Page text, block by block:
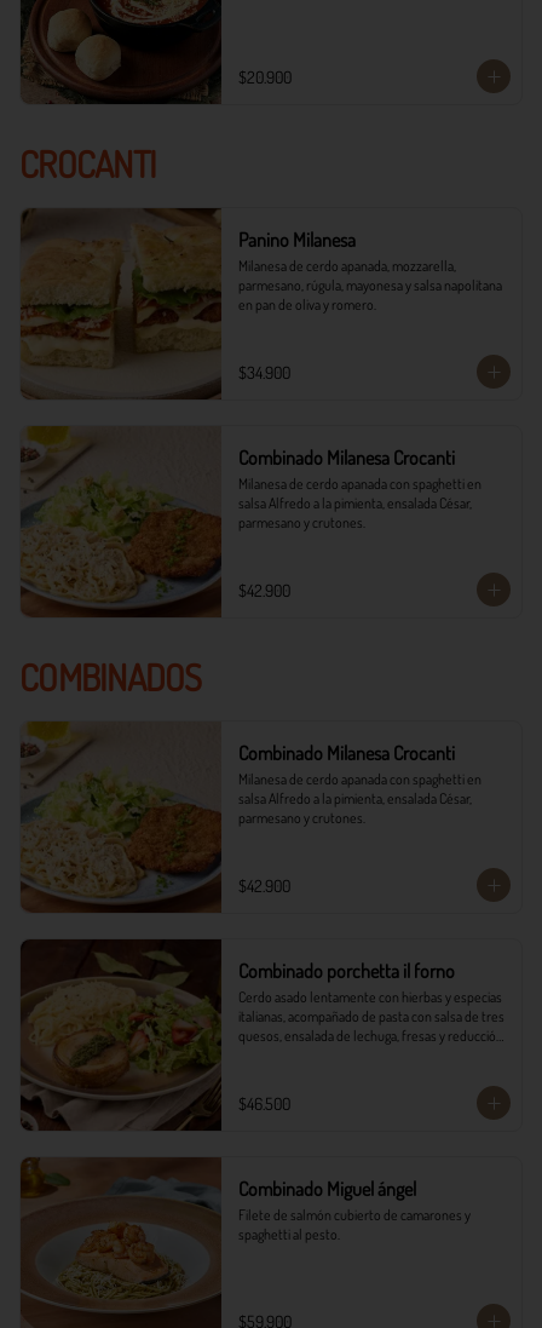
$20.900
CROCANTI
Panino Milanesa
Milanesa de cerdo apanada, mozzarella,
parmesano, rúgula, mayonesa y salsa napolitana
en pan de oliva y romero.
$34.900
Combinado Milanesa Crocanti
Milanesa de cerdo apanada con spaghetti en
salsa Alfredo a la pimienta, ensalada César,
parmesano y crutones.
$42.900
COMBINADOS
Combinado Milanesa Crocanti
Milanesa de cerdo apanada con spaghetti en
salsa Alfredo a la pimienta, ensalada César,
parmesano y crutones.
$42.900
Combinado porchetta il forno
Cerdo asado lentamente con hierbas y especias
italianas, acompañado de pasta con salsa de tres
quesos, ensalada de lechuga, fresas y reducción
$46.500
Combinado Miguel ángel
Filete de salmón cubierto de camarones y
spaghetti al pesto.
$59.900